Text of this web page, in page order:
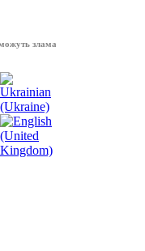
волю народу, - Президент